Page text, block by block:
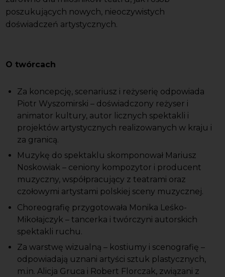
poszukujących nowych, nieoczywistych
doświadczeń artystycznych.
O twórcach
Za koncepcję, scenariusz i reżyserię odpowiada
Piotr Wyszomirski – doświadczony reżyser i
animator kultury, autor licznych spektakli i
projektów artystycznych realizowanych w kraju i
za granicą.
Muzykę do spektaklu skomponował Mariusz
Noskowiak – ceniony kompozytor i producent
muzyczny, współpracujący z teatrami oraz
czołowymi artystami polskiej sceny muzycznej.
Choreografię przygotowała Monika Leśko-
Mikołajczyk – tancerka i twórczyni autorskich
spektakli ruchu.
Za warstwę wizualną – kostiumy i scenografię –
odpowiadają uznani artyści sztuk plastycznych,
m.in. Alicja Gruca i Robert Florczak, związani z